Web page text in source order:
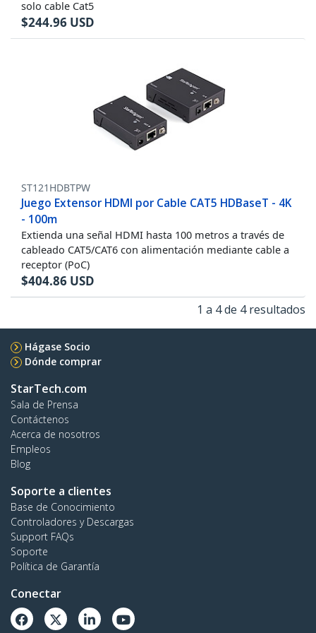
solo cable Cat5
$244.96 USD
ST121HDBTPW
Juego Extensor HDMI por Cable CAT5 HDBaseT - 4K
- 100m
Extienda una señal HDMI hasta 100 metros a través de
cableado CAT5/CAT6 con alimentación mediante cable a
receptor (PoC)
$404.86 USD
1 a 4 de 4 resultados
Hágase Socio
Dónde comprar
StarTech.com
Sala de Prensa
Contáctenos
Acerca de nosotros
Empleos
Blog
Soporte a clientes
Base de Conocimiento
Controladores y Descargas
Support FAQs
Soporte
Política de Garantía
Conectar